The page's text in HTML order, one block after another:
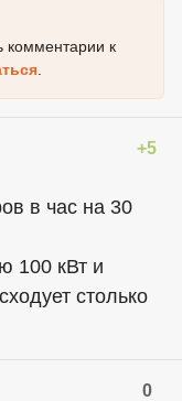
комментарии к
+5
в час на 30
100 кВт и
столько
0